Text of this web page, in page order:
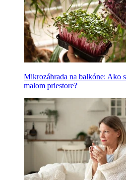
Mikrozáhrada na balkóne: Ako
malom priestore?